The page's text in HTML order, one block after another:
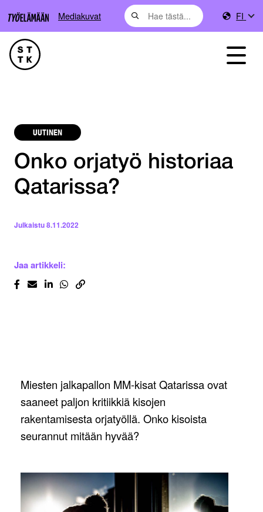
Mediakuvat FI
UUTINEN
Onko orjatyö historiaa
Qatarissa?
Julkaistu8.11.2022
Jaa artikkeli:
Miesten jalkapallon MM-kisat Qatarissa ovat
saaneet paljon kritiikkiä kisojen
rakentamisesta orjatyöllä. Onko kisoista
seurannut mitään hyvää?